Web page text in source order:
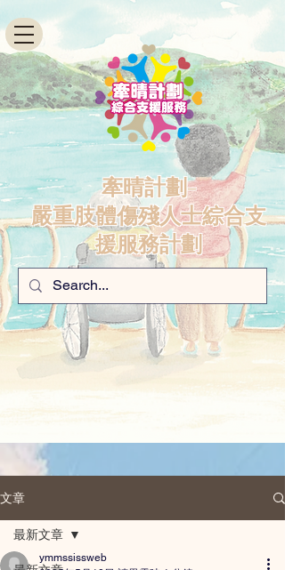
牽晴計劃-
嚴重肢體傷殘人士綜合支
援服務計劃
文章
最新文章
ymmssissweb